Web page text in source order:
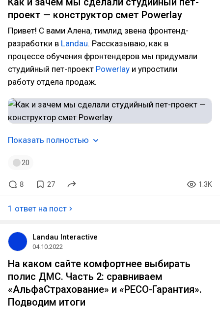
проект — конструктор смет Powerlay
Привет! С вами Алена, тимлид звена фронтенд-
разработки в Landau. Рассказываю, как в
процессе обучения фронтендеров мы придумали
студийный пет-проект Powerlay и упростили
работу отдела продаж.
Показать полностью
20
8 27 1.3K
1 ответ на пост
Landau Interactive
04.10.2022
На каком сайте комфортнее выбирать
полис ДМС. Часть 2: сравниваем
«АльфаСтрахование» и «РЕСО-Гарантия».
Подводим итоги